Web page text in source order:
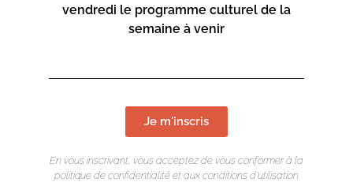
vendredi le programme culturel de la
semaine à venir
Je m'inscris
En vous inscrivant, vous acceptez de vous conformer à la
politique de confidentialité et aux conditions d’utilisation